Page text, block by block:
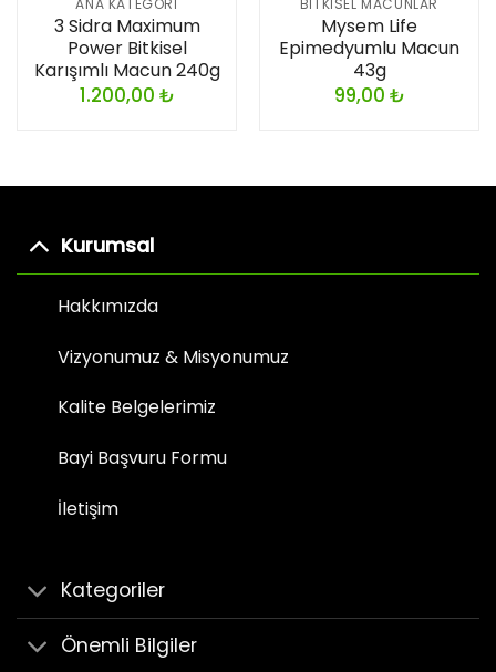
ANA KATEGORI
3 Sidra Maximum
Power Bitkisel
Karışımlı Macun 240g
1.200,00 ₺
BITKISEL MACUNLAR
Mysem Life
Epimedyumlu Macun
43g
99,00 ₺
Kurumsal
Hakkımızda
Vizyonumuz & Misyonumuz
Kalite Belgelerimiz
Bayi Başvuru Formu
İletişim
Kategoriler
Önemli Bilgiler